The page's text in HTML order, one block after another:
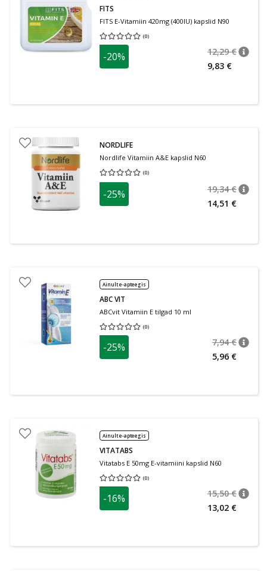
FITS
FITS E-Vitamiin 420mg (400IU) kapslid N90
(0)
Keskmine hinnang 0.00
-20% 12,29 €
9,83 €
NORDLIFE
Nordlife Vitamiin A&E kapslid N60
(0)
Keskmine hinnang 0.00
-25% 19,34 €
14,51 €
Ainult e-apteegis
ABC VIT
ABCvit Vitamiin E tilgad 10 ml
(0)
Keskmine hinnang 0.00
-25% 7,94 €
5,96 €
Ainult e-apteegis
VITATABS
Vitatabs E 50mg E-vitamiini kapslid N60
(0)
Keskmine hinnang 0.00
-16% 15,50 €
13,02 €